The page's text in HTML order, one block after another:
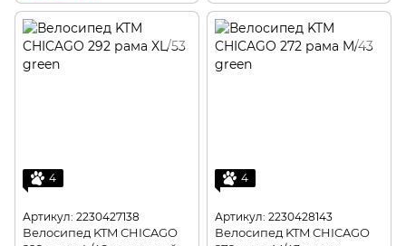
4
Артикул: 2230427138
Велосипед KTM CHICAGO
4
Артикул: 2230428143
Велосипед KTM CHICAGO